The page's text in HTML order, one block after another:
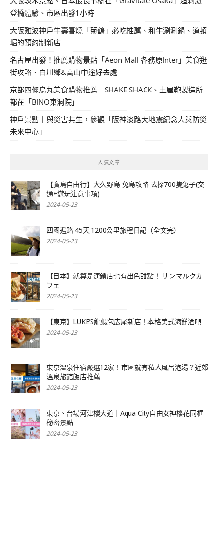
登橋體驗、市區出發1小時
大阪難波神戶牛壽喜燒「菊鶴」必吃推薦、和牛涮涮鍋、道頓
堀的預約制新店
名古屋出發！推薦購物景點「Aeon Mall 各務原Inter」美食逛
街攻略、白川鄉&高山中途好去處
京都四條烏丸美食購物推薦｜SHAKE SHACK、土屋鞄製造所
都在「BINO東洞院」
神戶景點｜與災害共生，參觀「阪神淡路大地震紀念人與防災
未來中心」
人氣文章
【廣島自由行】大久野島 兔島攻略 去探700隻兔子(交
通+遊玩注意事項)
2024-05-23
四國遍路 45天 1200公里旅程日記（全文完）
2024-05-23
【日本】就算是連鎖店也有出色甜點！ サンマルクカ
フェ
2024-05-23
【東京】LUKE’S龍蝦包広尾新店！本格美式海鮮酒吧
2024-05-23
東京溫泉住宿嚴選12家！市區就有私人風呂泡湯？近郊
溫泉旅館飯店推薦
2024-05-23
東京、台場河津櫻大道｜Aqua City自由女神櫻花同框
秘密景點
2024-05-23